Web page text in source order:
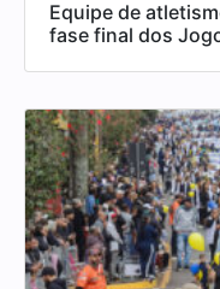
Equipe de
fase final dos